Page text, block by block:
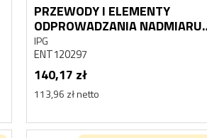
PRZEWODY I ELEMENTY
ODPROWADZANIA NADMIARU
PALIWA ENGITECH ENT120297
IPG
ENT120297
140,17 zł
113,96 zł netto